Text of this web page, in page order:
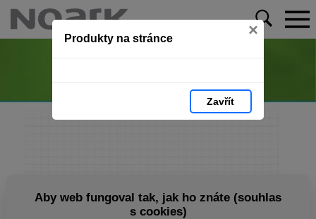
Produkty na stránce ×
Zavřít
Aby web fungoval tak, jak ho znáte (souhlas
s cookies)